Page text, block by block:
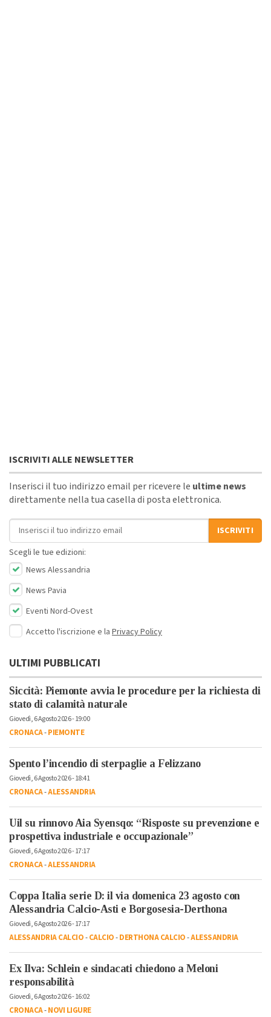
ISCRIVITI ALLE NEWSLETTER
Inserisci il tuo indirizzo email per ricevere le ultime news
direttamente nella tua casella di posta elettronica.
Indirizzo email
ISCRIVITI
Scegli le tue edizioni:
News Alessandria
News Pavia
Eventi Nord-Ovest
Accetto l'iscrizione e la Privacy Policy
ULTIMI PUBBLICATI
Siccità: Piemonte avvia le procedure per la richiesta di
stato di calamità naturale
Giovedì, 6 Agosto 2026 - 19:00
CRONACA-PIEMONTE
Spento l’incendio di sterpaglie a Felizzano
Giovedì, 6 Agosto 2026 - 18:41
CRONACA-ALESSANDRIA
Uil su rinnovo Aia Syensqo: “Risposte su prevenzione e
prospettiva industriale e occupazionale”
Giovedì, 6 Agosto 2026 - 17:17
CRONACA-ALESSANDRIA
Coppa Italia serie D: il via domenica 23 agosto con
Alessandria Calcio-Asti e Borgosesia-Derthona
Giovedì, 6 Agosto 2026 - 17:17
ALESSANDRIA CALCIO-CALCIO-DERTHONA CALCIO-ALESSANDRIA
Ex Ilva: Schlein e sindacati chiedono a Meloni
responsabilità
Giovedì, 6 Agosto 2026 - 16:02
CRONACA-NOVI LIGURE